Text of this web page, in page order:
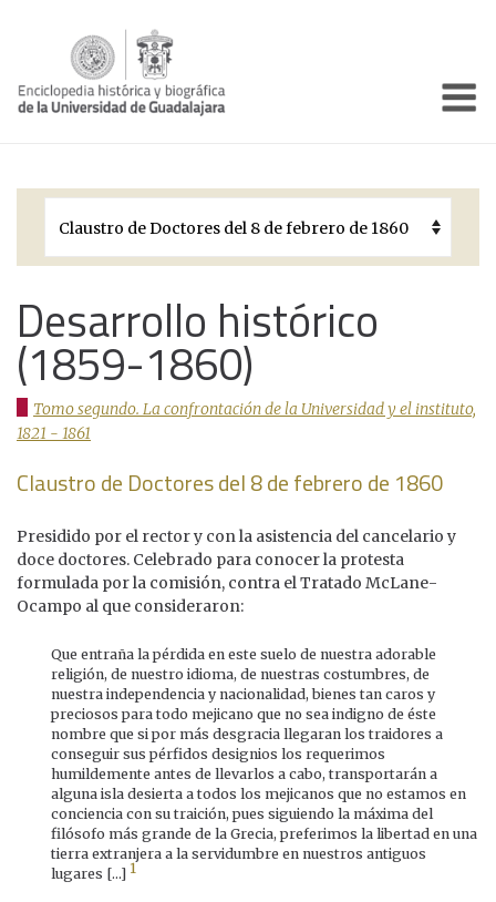
Períodos Históricos
Galería
Documentos institucionales
Desarrollo histórico
(1859-1860)
Tomo segundo. La confrontación de la Universidad y el instituto,
1821 - 1861
Claustro de Doctores del 8 de febrero de 1860
Presidido por el rector y con la asistencia del cancelario y
doce doctores. Celebrado para conocer la protesta
formulada por la comisión, contra el Tratado McLane-
Ocampo al que consideraron:
Que entraña la pérdida en este suelo de nuestra adorable
religión, de nuestro idioma, de nuestras costumbres, de
nuestra independencia y nacionalidad, bienes tan caros y
preciosos para todo mejicano que no sea indigno de éste
nombre que si por más desgracia llegaran los traidores a
conseguir sus pérfidos designios los requerimos
humildemente antes de llevarlos a cabo, transportarán a
alguna isla desierta a todos los mejicanos que no estamos en
conciencia con su traición, pues siguiendo la máxima del
filósofo más grande de la Grecia, preferimos la libertad en una
tierra extranjera a la servidumbre en nuestros antiguos
lugares [...] 1